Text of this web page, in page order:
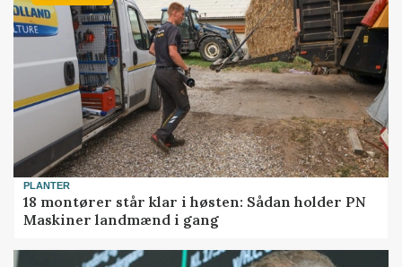
PLANTER
18 montører står klar i høsten: Sådan holder PN
Maskiner landmænd i gang